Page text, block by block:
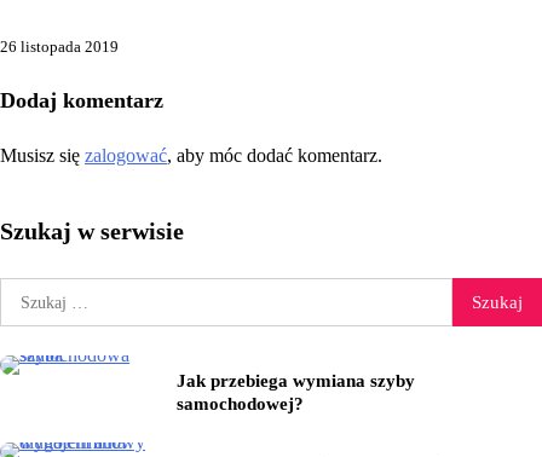
26 listopada 2019
Dodaj komentarz
Musisz się zalogować, aby móc dodać komentarz.
Szukaj w serwisie
Szukaj:
Jak przebiega wymiana szyby
samochodowej?